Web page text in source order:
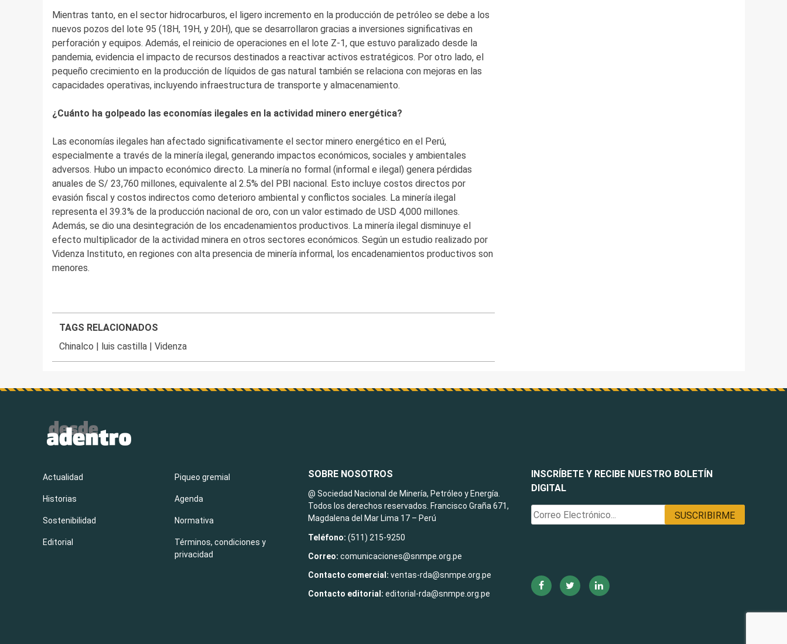
Mientras tanto, en el sector hidrocarburos, el ligero incremento en la producción de petróleo se debe a los
nuevos pozos del lote 95 (18H, 19H, y 20H), que se desarrollaron gracias a inversiones significativas en
perforación y equipos. Además, el reinicio de operaciones en el lote Z-1, que estuvo paralizado desde la
pandemia, evidencia el impacto de recursos destinados a reactivar activos estratégicos. Por otro lado, el
pequeño crecimiento en la producción de líquidos de gas natural también se relaciona con mejoras en las
capacidades operativas, incluyendo infraestructura de transporte y almacenamiento.
¿Cuánto ha golpeado las economías ilegales en la actividad minero energética?
Las economías ilegales han afectado significativamente el sector minero energético en el Perú,
especialmente a través de la minería ilegal, generando impactos económicos, sociales y ambientales
adversos. Hubo un impacto económico directo. La minería no formal (informal e ilegal) genera pérdidas
anuales de S/ 23,760 millones, equivalente al 2.5% del PBI nacional. Esto incluye costos directos por
evasión fiscal y costos indirectos como deterioro ambiental y conflictos sociales. La minería ilegal
representa el 39.3% de la producción nacional de oro, con un valor estimado de USD 4,000 millones.
Además, se dio una desintegración de los encadenamientos productivos. La minería ilegal disminuye el
efecto multiplicador de la actividad minera en otros sectores económicos. Según un estudio realizado por
Videnza Instituto, en regiones con alta presencia de minería informal, los encadenamientos productivos son
menores.
TAGS RELACIONADOS
Chinalco | luis castilla |Videnza
INSCRÍBETE Y RECIBE NUESTRO BOLETÍN
DIGITAL
Actualidad
Historias
Sostenibilidad
Editorial
Piqueo gremial
Agenda
Normativa
Términos, condiciones y
privacidad
SOBRE NOSOTROS
@ Sociedad Nacional de Minería, Petróleo y Energía.
Todos los derechos reservados. Francisco Graña 671,
Magdalena del Mar Lima 17 – Perú
Teléfono: (511) 215-9250
Correo:comunicaciones@snmpe.org.pe
Contacto comercial: ventas-rda@snmpe.org.pe
Contacto editorial: editorial-rda@snmpe.org.pe